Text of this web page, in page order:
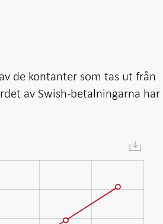
de kontanter som tas ut från
av Swish-betalningarna har